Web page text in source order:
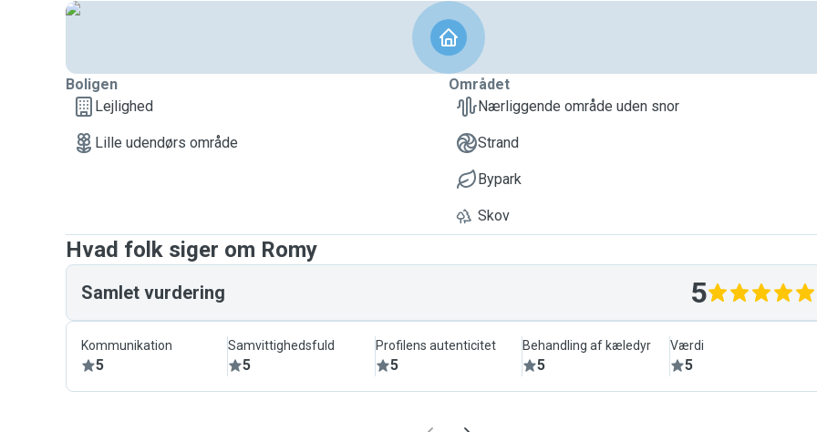
Boligen
Lejlighed
Lille udendørs område
Området
Nærliggende område uden snor
Strand
Bypark
Skov
Hvad folk siger om Romy
Samlet vurdering 5
Kommunikation
5
Samvittighedsfuld
5
Profilens autenticitet
5
Behandling af kæledyr
5
Værdi
5